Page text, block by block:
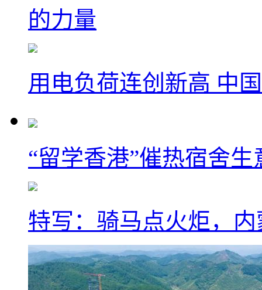
的力量
用电负荷连创新高 中
“留学香港”催热宿舍
特写：骑马点火炬，